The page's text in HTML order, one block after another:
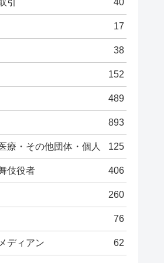
17
38
152
489
893
療・その他団体・個人 125
伎役者 406
260
76
ディアン 62